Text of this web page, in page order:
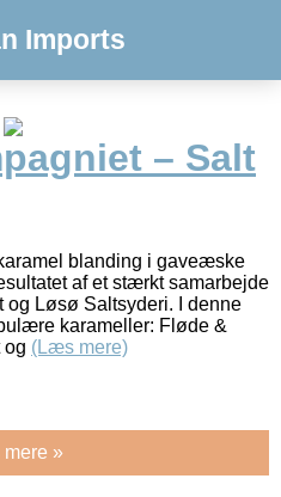
Imports
– Salt
blanding i gaveæske
af et stærkt samarbejde
og Løsø Saltsyderi. I denne
karameller: Fløde &
og (Læs mere)
»